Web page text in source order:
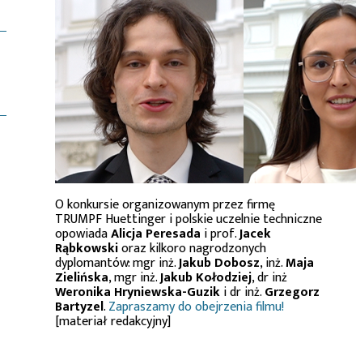
O konkursie organizowanym przez firmę
TRUMPF Huettinger i polskie uczelnie techniczne
opowiadaAlicja Peresada i prof.Jacek
Rąbkowskioraz kilkoro nagrodzonych
dyplomantów: mgr inż.Jakub Dobosz, inż.Maja
Zielińska, mgr inż.Jakub Kołodziej, dr inż
Weronika Hryniewska-Guziki dr inż.Grzegorz
Bartyzel.Zapraszamy do obejrzenia filmu!
[materiał redakcyjny]